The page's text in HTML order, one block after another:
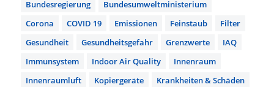
Bundesregierung
Bundesumweltministerium
Corona
COVID 19 Emissionen Feinstaub
Filter
Gesundheit
Gesundheitsgefahr Grenzwerte
IAQ
Immunsystem
Indoor Air Quality
Innenraum
Innenraumluft
Kopiergeräte
Krankheiten & Schäden